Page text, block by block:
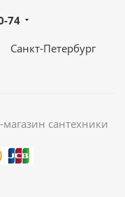
74
Санкт-Петербург
cантехники